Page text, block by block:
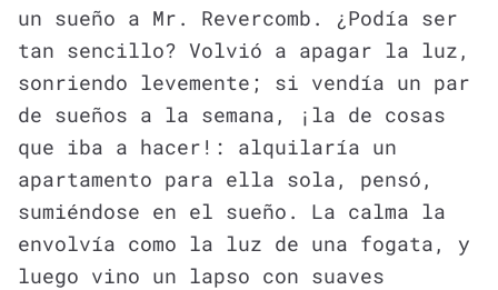
un sueño a Mr. Revercomb. ¿Podía ser
tan sencillo? Volvió a apagar la luz,
sonriendo levemente; si vendía un par
de sueños a la semana, ¡la de cosas
que iba a hacer!: alquilaría un
apartamento para ella sola, pensó,
sumiéndose en el sueño. La calma la
envolvía como la luz de una fogata, y
luego vino un lapso con suaves